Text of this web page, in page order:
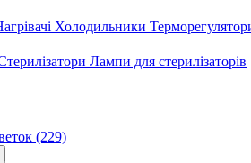
Холодильники
Лампи для стерилізаторів
(229)